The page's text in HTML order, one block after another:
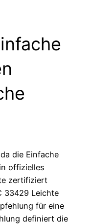
die Einfache
offizielles
zertifiziert
33429 Leichte
für eine
definiert die